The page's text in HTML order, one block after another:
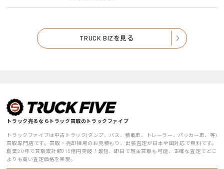
TRUCK BIZを見る
トラック売るならトラック買取のトラックファイブ
トラックファイブは中古トラック(ダンプ、バス、積載車、トレーラー、パッカー車、等)
買取専門店です。買取・売却相場のお見積もり、出張査定が日本全国対応で無料です。
創業20年で買取累計額715億円突破！最短、即日で現金買取も可能、正確な査定でどこ
よりも高い査定価格を実現。